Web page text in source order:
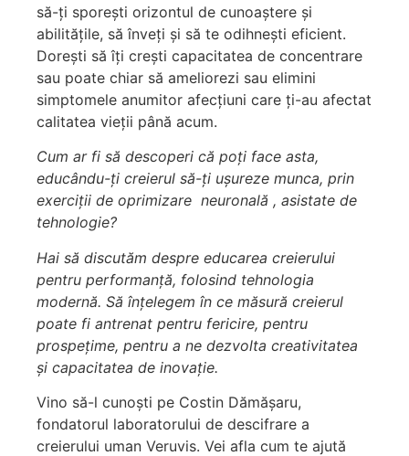
să-ți sporești orizontul de cunoaștere și
abilitățile, să înveți și să te odihnești eficient.
Dorești să îți crești capacitatea de concentrare
sau poate chiar să ameliorezi sau elimini
simptomele anumitor afecțiuni care ți-au afectat
calitatea vieții până acum.
Cum ar fi să descoperi că poți face asta,
educându-ți creierul să-ți ușureze munca, prin
exerciții de oprimizare neuronală , asistate de
tehnologie?
Hai să discutăm despre educarea creierului
pentru performanță, folosind tehnologia
modernă. Să înțelegem în ce măsură creierul
poate fi antrenat pentru fericire, pentru
prospețime, pentru a ne dezvolta creativitatea
și capacitatea de inovație.
Vino să-l cunoști pe Costin Dămășaru,
fondatorul laboratorului de descifrare a
creierului uman Veruvis. Vei afla cum te ajută